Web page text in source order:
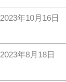
2023年10月16日
2023年8月18日